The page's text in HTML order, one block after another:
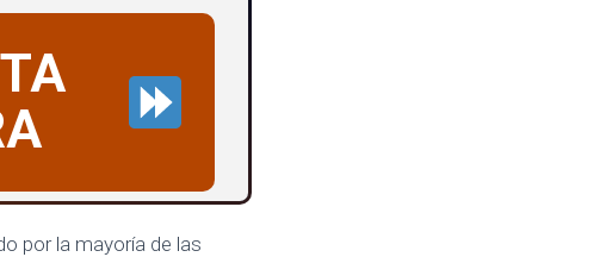
por la mayoría de las